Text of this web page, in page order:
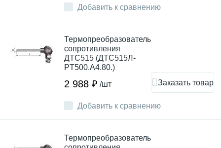
Добавить к сравнению
Добавить к сравнению
Термопреобразователь
сопротивления
ДТC515 (ДТС515Л-
PT500.А4.80.)
2 988 ₽ /шт Заказать товар
Термопреобразователь